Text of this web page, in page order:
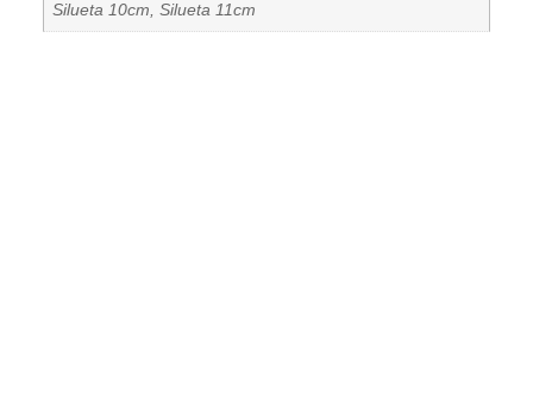
Silueta 10cm, Silueta 11cm